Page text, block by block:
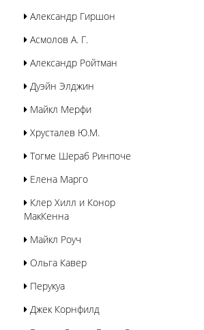
Александр Гиршон
Асмолов А. Г.
Александр Ройтман
Дуэйн Элджин
Майкл Мерфи
Хрусталев Ю.М.
Тогме Шераб Ринпоче
Елена Марго
Клер Хилл и Конор
МакКенна
Майкл Роуч
Ольга Кавер
Перукуа
Джек Корнфилд